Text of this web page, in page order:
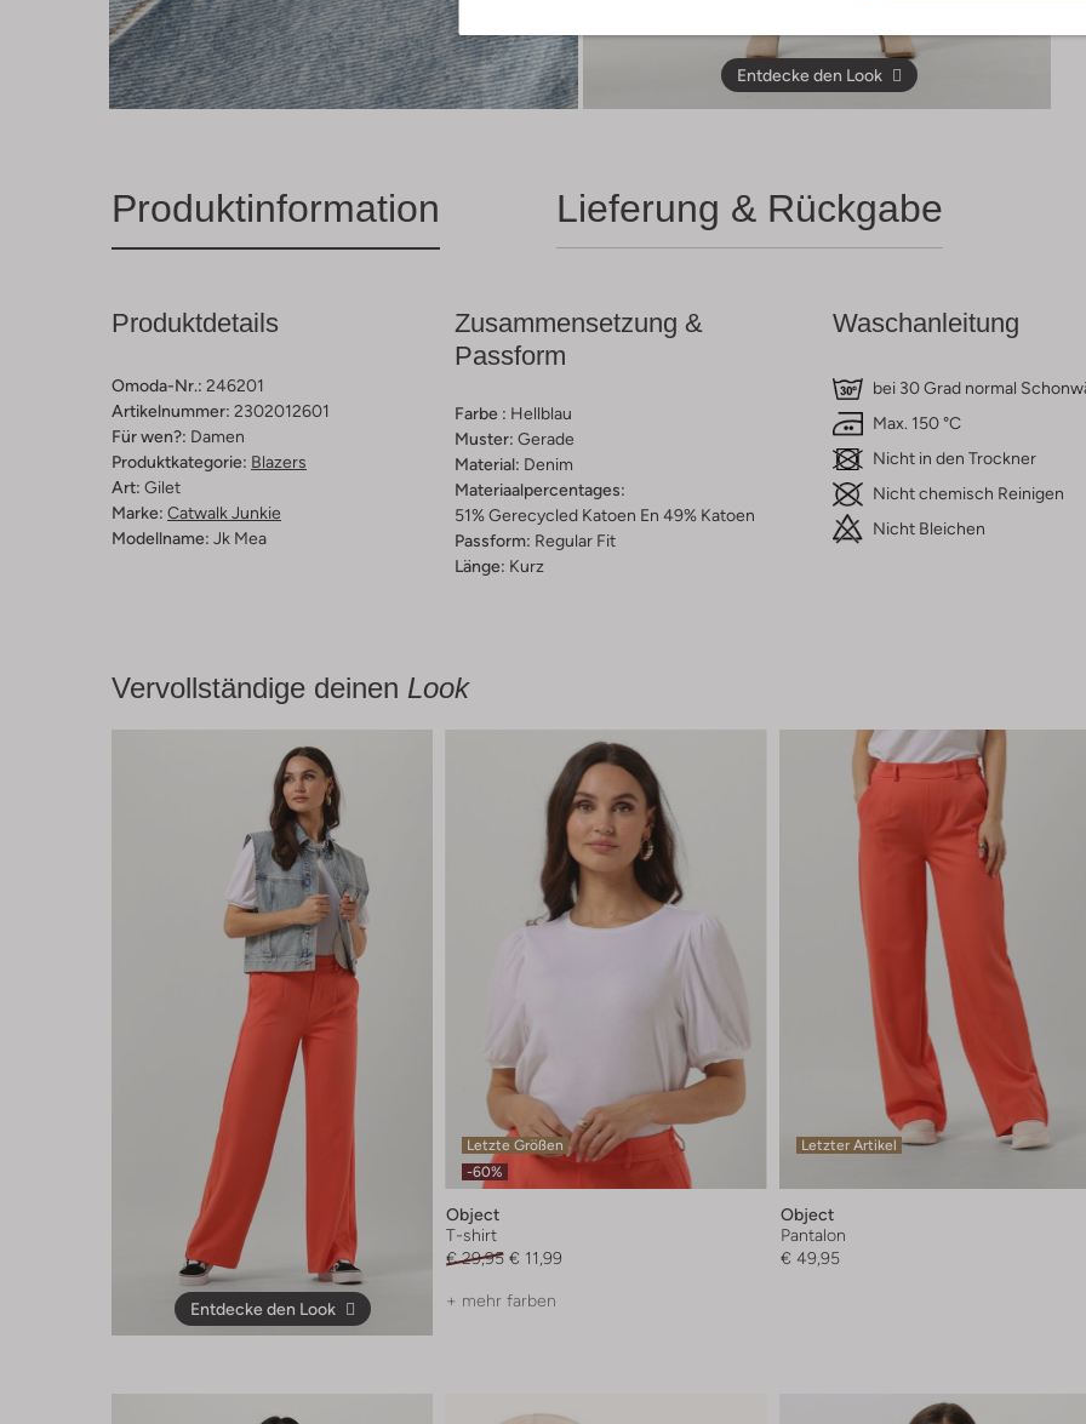
Entdecke den Look
Produktinformation Lieferung & Rückgabe
Produktdetails
Omoda-Nr.: 246201
Artikelnummer: 2302012601
Für wen?: Damen
Produktkategorie: Blazers
Art: Gilet
Marke: Catwalk Junkie
Modellname: Jk Mea
Zusammensetzung &
Passform
Farbe : Hellblau
Muster: Gerade
Material: Denim
Materiaalpercentages:
51% Gerecycled Katoen En 49% Katoen
Passform: Regular Fit
Länge: Kurz
Waschanleitung
bei 30 Grad normal
Max. 150 °C
Nicht in den Trockner
Nicht chemisch Reinigen
Nicht Bleichen
Vervollständige deinen Look
Entdecke den Look
Letzte Größen
-60%
Object
T-shirt
€ 29,95 € 11,99
+ mehr farben
Letzter Artikel
Object
Pantalon
€ 49,95